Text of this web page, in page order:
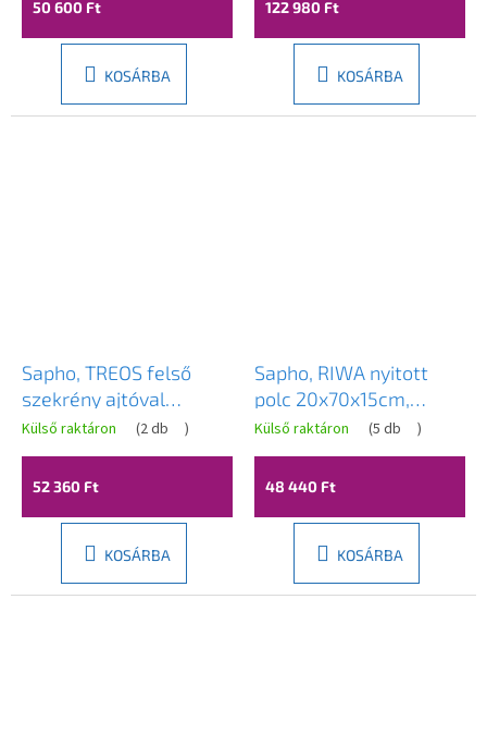
50 600 Ft
KOSÁRBA
122 980 Ft
KOSÁRBA
Sapho, TREOS felső
szekrény ajtóval
35x50x22cm, bal/jobb,
matt fekete, TS040-
3535
Külső raktáron (2 db )
52 360 Ft
KOSÁRBA
Sapho, RIWA nyitott
polc 20x70x15cm,
bal/jobb, Alabama
tölgy, RIW250-0022
Külső raktáron (5 db )
48 440 Ft
KOSÁRBA